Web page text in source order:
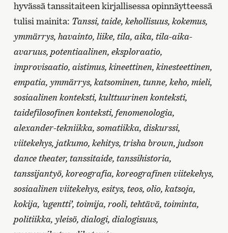
hyvässä tanssitaiteen kirjallisessa opinnäytteessä
tulisi mainita: Tanssi, taide, kehollisuus, kokemus,
ymmärrys, havainto, liike, tila, aika, tila-aika-
avaruus, potentiaalinen, eksploraatio,
improvisaatio, aistimus, kineettinen, kinesteettinen,
empatia, ymmärrys, katsominen, tunne, keho, mieli,
sosiaalinen konteksti, kulttuurinen konteksti,
taidefilosofinen konteksti, fenomenologia,
alexander-tekniikka, somatiikka, diskurssi,
viitekehys, jatkumo, kehitys, trisha brown, judson
dance theater, tanssitaide, tanssihistoria,
tanssijantyö, koreografia, koreografinen viitekehys,
sosiaalinen viitekehys, esitys, teos, olio, katsoja,
kokija, ’agentti’, toimija, rooli, tehtävä, toiminta,
politiikka, yleisö, dialogi, dialogisuus,